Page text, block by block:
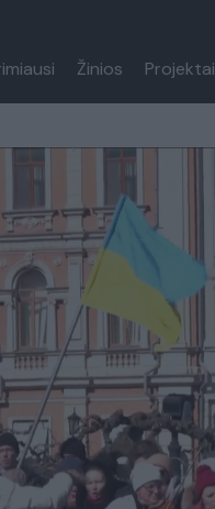
Žinios Projektai